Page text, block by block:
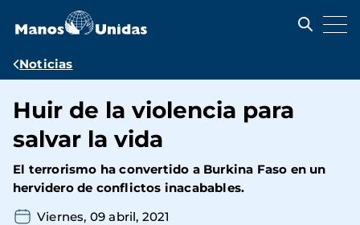
contenido
Ruta
navegación
Noticias
Huir de la violencia para
salvar la vida
El terrorismo ha convertido a Burkina Faso en un
hervidero de conflictos inacabables.
Viernes, 09 abril, 2021